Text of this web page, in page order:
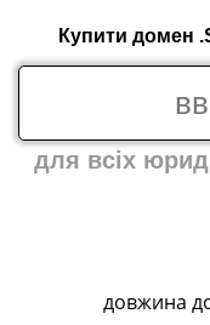
Купити домен
для всіх
довжина